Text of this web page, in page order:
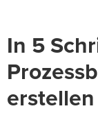
In 5
erstellen